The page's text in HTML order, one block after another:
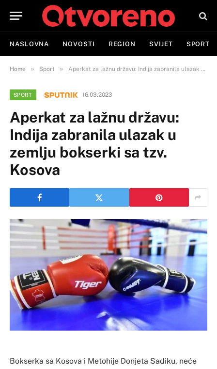
NASLOVNA NOVOSTI REGION SVIJET SPORT
Home » Sport » Aperkat za lažnu državu: Indija zabranila ulazak u zemlju bokserki sa tzv. Kosova
SPORT 16.03.2023
Aperkat za lažnu državu:
Indija zabranila ulazak u
zemlju bokserki sa tzv.
Kosova
Bokserka sa Kosova i Metohije Donjeta Sadiku, neće